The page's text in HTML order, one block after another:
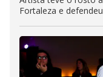
Fortaleza e